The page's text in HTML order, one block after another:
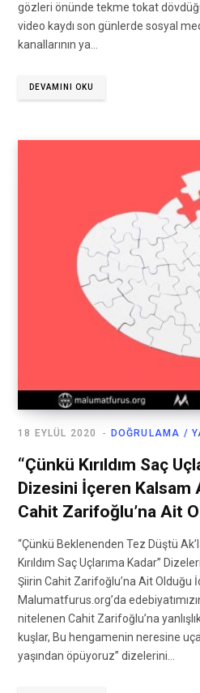
gözleri önünde tekme tokat
video kaydı son günlerde sosyal
kanallarının ya…
DEVAMINI OKU
DOĞRULAMA /
18 EYLÜL 2020
“Çünkü Kırıldım Saç
Dizesini İçeren Kalsam
Cahit Zarifoğlu’na Ait
“Çünkü Beklenenden Tez Düştü
Kırıldım Saç Uçlarıma Kadar”
Şiirin Cahit Zarifoğlu’na Ait Olduğu
Malumatfurus.org’da
nitelenen Cahit Zarifoğlu’na
kuşlar, Bu hengamenin neresine
yaşından öpüyoruz” dizelerini…